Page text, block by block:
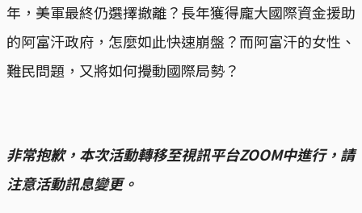
年，美軍最終仍選擇撤離？長年獲得龐大國際資金援助
的阿富汗政府，怎麼如此快速崩盤？而阿富汗的女性、
難民問題，又將如何攪動國際局勢？
非常抱歉，本次活動轉移至視訊平台ZOOM中進行，請
注意活動訊息變更。